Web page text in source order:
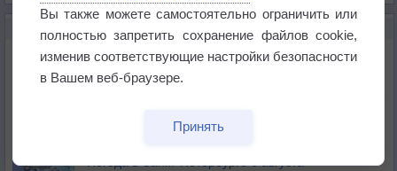
Погода в Екатеринбурге 6 августа
Погода в Санкт-Петербурге 6 августа
Вы также можете самостоятельно ограничить или
полностью запретить сохранение файлов cookie,
изменив соответствующие настройки безопасности
в Вашем веб-браузере.
Принять